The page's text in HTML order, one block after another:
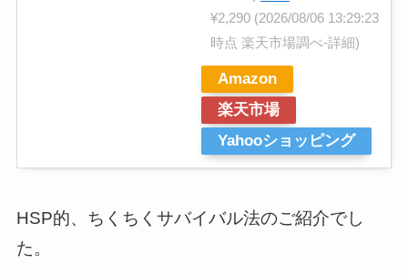
¥2,290 (2026/08/06 13:29:23
時点 楽天市場調べ-詳細)
Amazon
楽天市場
Yahooショッピング
HSP的、ちくちくサバイバル法のご紹介でし
た。